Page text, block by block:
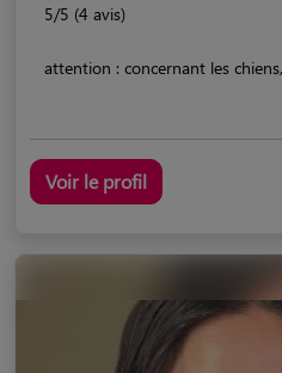
5/5 (4 avis)
attention : concernant les
Voir le profil